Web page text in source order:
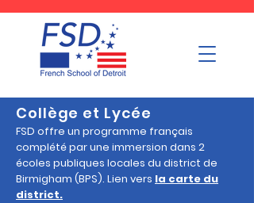
Collège et Lycée
FSD offre un programme français
complété par une immersion dans 2
écoles publiques locales du district de
Birmigham (BPS). Lien vers la carte du
district.